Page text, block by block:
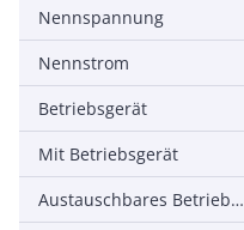
Nennspannung
Nennstrom
Betriebsgerät
Mit Betriebsgerät
Austauschbares Betriebsgerät